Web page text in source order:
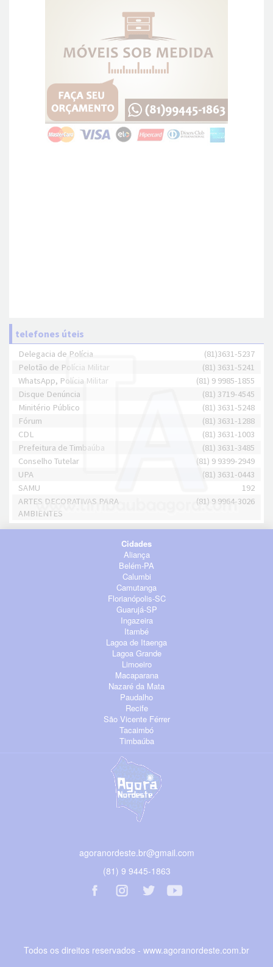
telefones úteis
Delegacia de Polícia
(81)3631-5237
Pelotão de Polícia Militar
(81) 3631-5241
WhatsApp, Polícia Militar
(81) 9 9985-1855
Disque Denúncia
(81) 3719-4545
Minitério Público
(81) 3631-5248
Fórum
(81) 3631-1288
CDL
(81) 3631-1003
Prefeitura de Timbaúba
(81) 3631-3485
Conselho Tutelar
(81) 9 9399-2949
UPA
(81) 3631-0443
SAMU
192
ARTES DECORATIVAS PARA
AMBIENTES
(81) 9 9964-3026
Cidades
Aliança
Belém-PA
Calumbi
Camutanga
Florianópolis-SC
Guarujá-SP
Ingazeira
Itambé
Lagoa de Itaenga
Lagoa Grande
Limoeiro
Macaparana
Nazaré da Mata
Paudalho
Recife
São Vicente Férrer
Tacaimbó
Timbaúba
agoranordeste.br@gmail.com
(81) 9 9445-1863
Todos os direitos reservados - www.agoranordeste.com.br